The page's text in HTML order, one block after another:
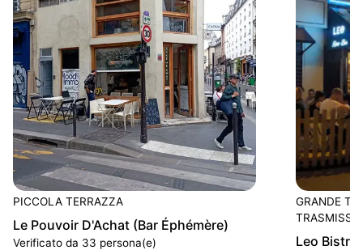
PICCOLA TERRAZZA
Le Pouvoir D'Achat (Bar Éphémère)
Verificato da 33 persona(e)
GRANDE
Leo Bistrot